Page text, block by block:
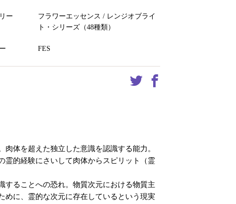
ー
フラワーエッセンス / レンジオブライ
ト・シリーズ（48種類）
FES
体を超えた独立した意識を認識する能力。
霊的経験にさいして肉体からスピリット（霊
することへの恐れ。物質次元における物質主
めに、霊的な次元に存在しているという現実